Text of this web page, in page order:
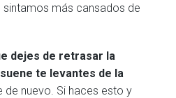
sintamos más cansados de
dejes de retrasar la
te levantes de la
de nuevo. Si haces esto y